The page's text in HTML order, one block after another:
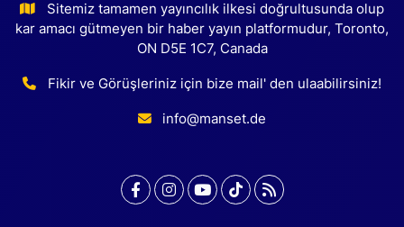
Sitemiz tamamen yayıncılık ilkesi doğrultusunda olup
kar amacı gütmeyen bir haber yayın platformudur, Toronto,
ON D5E 1C7, Canada
Fikir ve Görüşleriniz için bize mail' den ulaabilirsiniz!
info@manset.de